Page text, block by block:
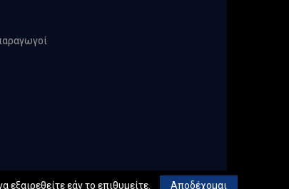
εάν το επιθυμείτε. Αποδέχομαι